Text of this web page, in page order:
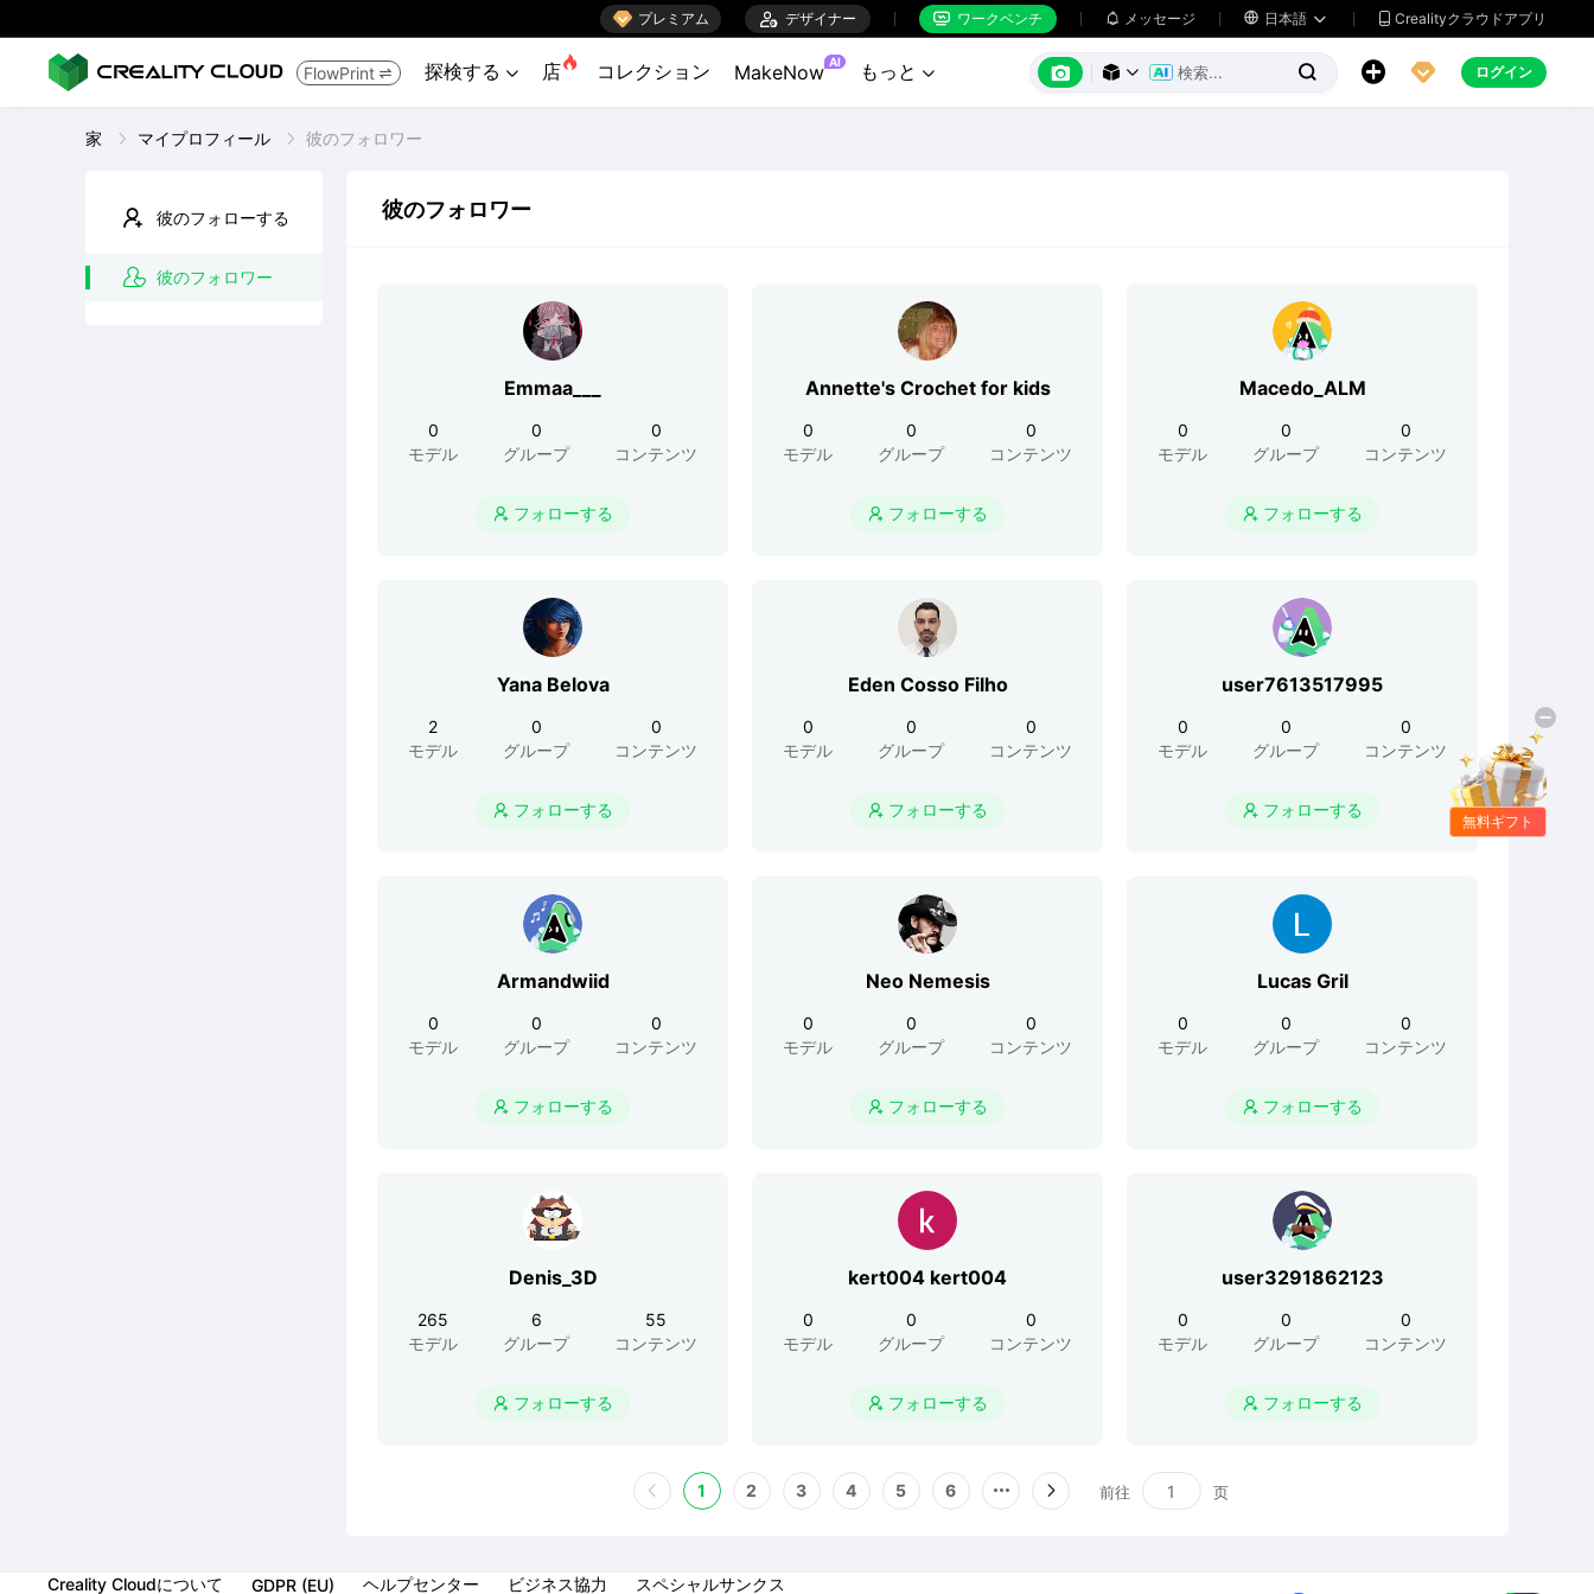
 プレミアム  デザイナー  ワークベンチ  メッセージ  日本語   Crealityクラウドアプリ
FlowPrint  探検する  店 コレクション MakeNow AI もっと        ログイン
家 マイプロフィール 彼のフォロワー
彼のフォローする
彼のフォロワー
彼のフォロワー
Emmaa___
0
モデル
0
グループ
0
コンテンツ
 フォローする
Annette's Crochet for kids
0
モデル
0
グループ
0
コンテンツ
 フォローする
Macedo_ALM
0
モデル
0
グループ
0
コンテンツ
 フォローする
Yana Belova
2
モデル
0
グループ
0
コンテンツ
 フォローする
Eden Cosso Filho
0
モデル
0
グループ
0
コンテンツ
 フォローする
user7613517995
0
モデル
0
グループ
0
コンテンツ
 フォローする
Armandwiid
0
モデル
0
グループ
0
コンテンツ
 フォローする
Neo Nemesis
0
モデル
0
グループ
0
コンテンツ
 フォローする
Lucas Gril
0
モデル
0
グループ
0
コンテンツ
 フォローする
Denis_3D
265
モデル
6
グループ
55
コンテンツ
 フォローする
kert004 kert004
0
モデル
0
グループ
0
コンテンツ
 フォローする
user3291862123
0
モデル
0
グループ
0
コンテンツ
 フォローする
1 2 3 4 5 6 前往 页
Creality Cloudについて GDPR (EU) ヘルプセンター ビジネス協力 スペシャルサンクス
無料ギフト